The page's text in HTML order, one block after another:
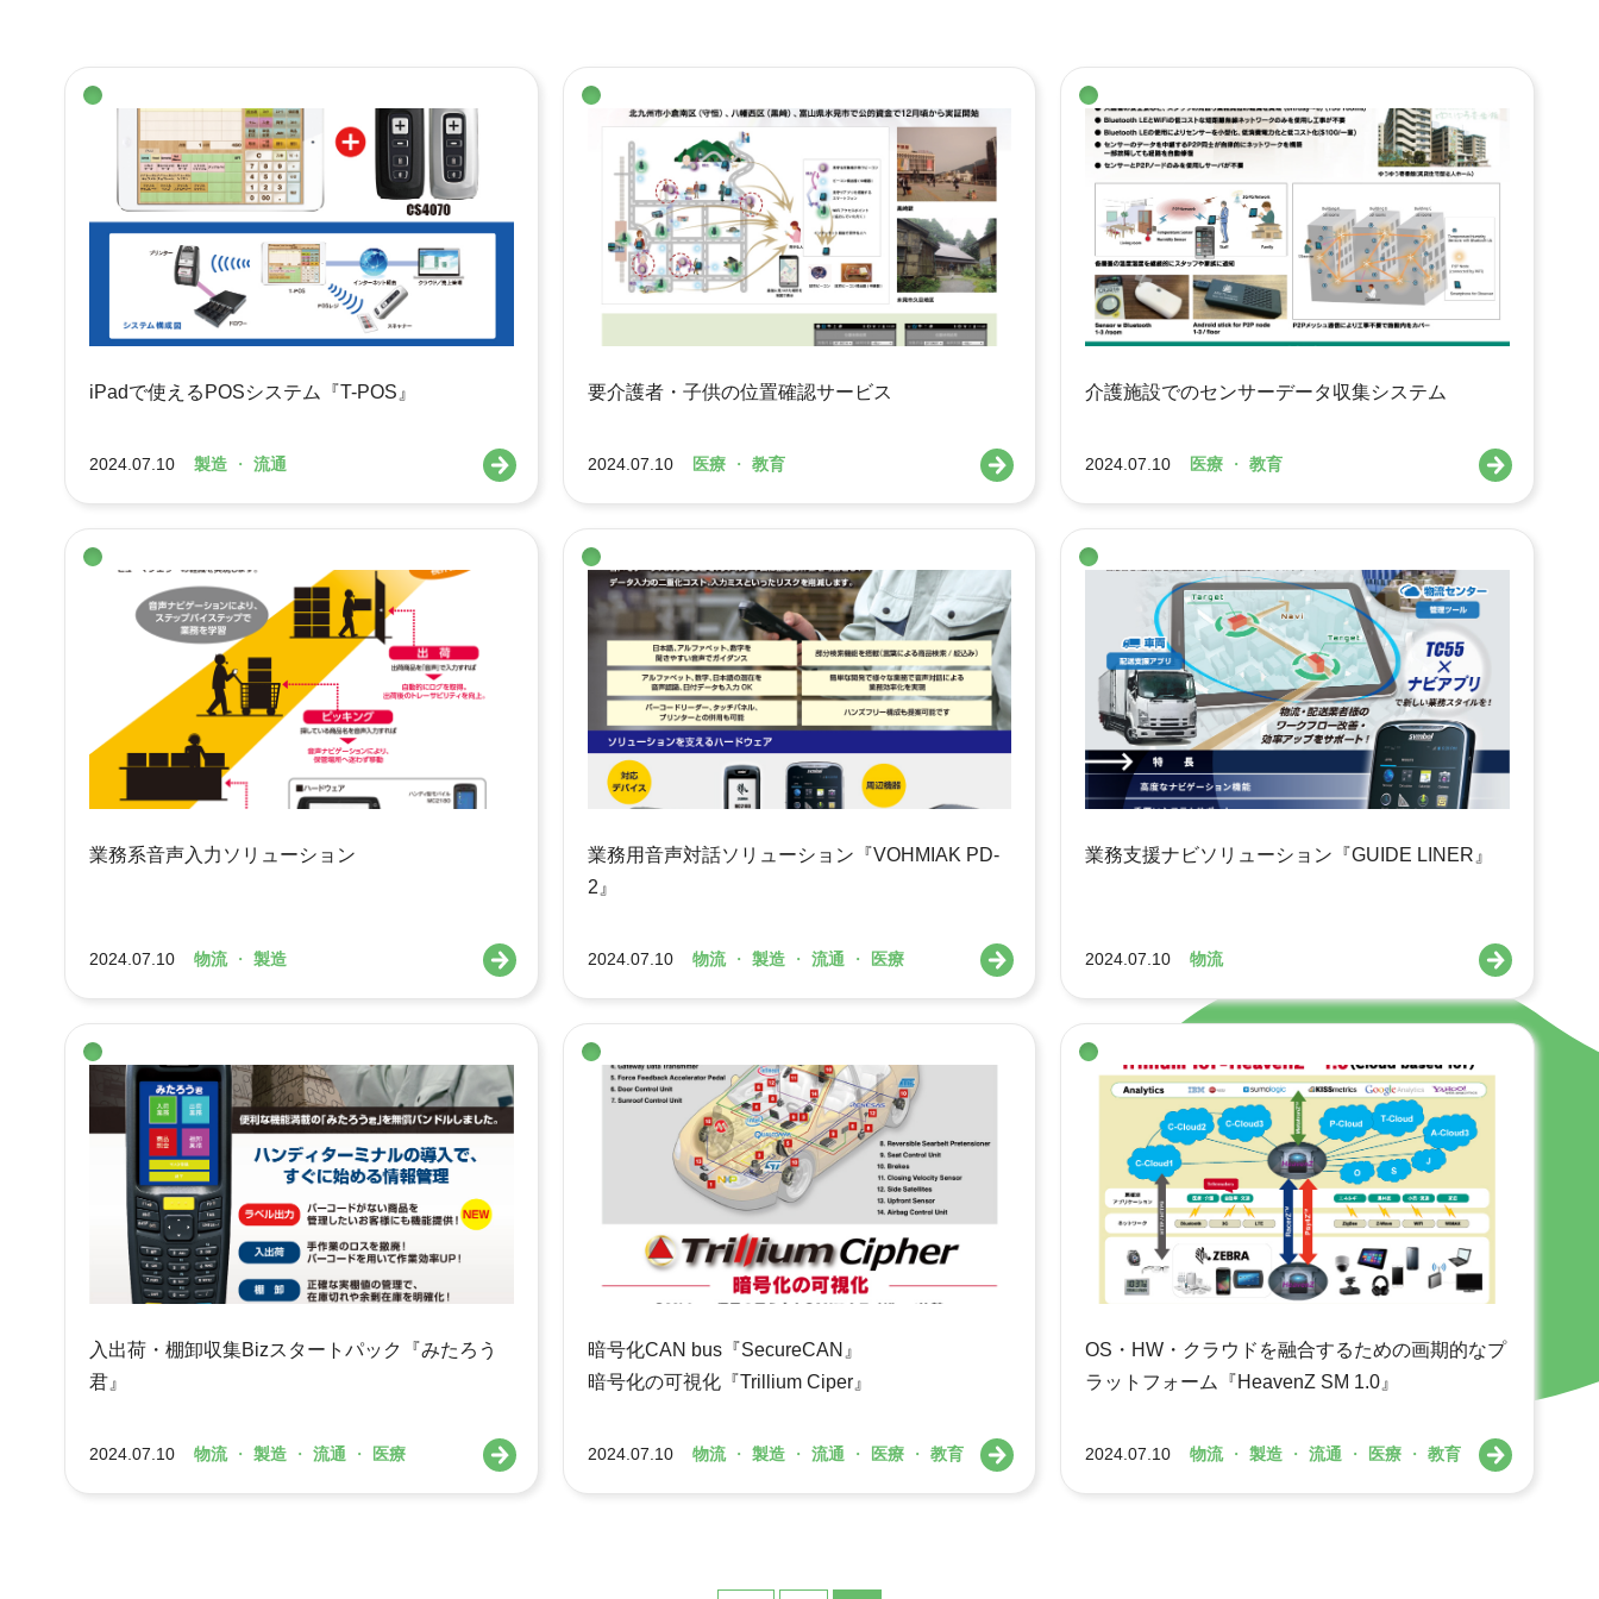
iPadで使えるPOSシステム『T-POS』
2024.07.10 製造 ・ 流通
要介護者・子供の位置確認サービス
2024.07.10 医療 ・ 教育
介護施設でのセンサーデータ収集システム
2024.07.10 医療 ・ 教育
業務系音声入力ソリューション
2024.07.10 物流 ・ 製造
業務用音声対話ソリューション『VOHMIAK PD-
2』
2024.07.10 物流 ・ 製造 ・ 流通 ・ 医療
業務支援ナビソリューション『GUIDE LINER』
2024.07.10 物流
入出荷・棚卸収集Bizスタートパック『みたろう
君』
2024.07.10 物流 ・ 製造 ・ 流通 ・ 医療
暗号化CAN bus『SecureCAN』
暗号化の可視化『Trillium Ciper』
2024.07.10 物流 ・ 製造 ・ 流通 ・ 医療 ・ 教育
OS・HW・クラウドを融合するための画期的なプ
ラットフォーム『HeavenZ SM 1.0』
2024.07.10 物流 ・ 製造 ・ 流通 ・ 医療 ・ 教育